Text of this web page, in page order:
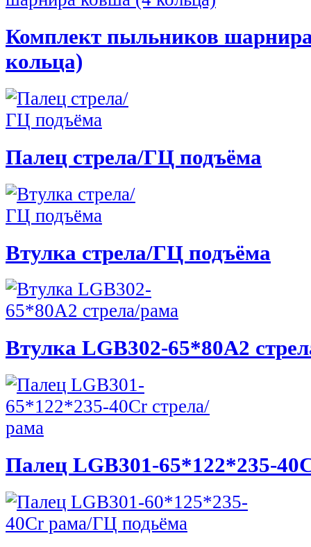
Комплект пыльников
кольца)
Палец стрела/ГЦ подъёма
Втулка стрела/ГЦ подъёма
Втулка LGB302-65*80A2
Палец LGB301-65*122*235-